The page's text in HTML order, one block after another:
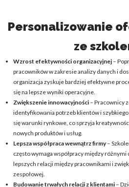
Personalizowanie
ze
Wzrost efektywności organizacyjnej –
pracowników w zakresie analizy danych i
organizacja zyskuje bardziej efektywne
się na lepsze wyniki operacyjne.
Zwiększenie innowacyjności – Pracownicy
identyfikowania potrzeb klientów i
się warunki rynkowe, co sprzyja
nowych produktów i usług.
Lepsza współpraca wewnątrz firmy–
często wymaga współpracy między różnymi
lepszych relacji między pracownikami i
zespołowej.
Budowanie trwałych relacji z klientami –